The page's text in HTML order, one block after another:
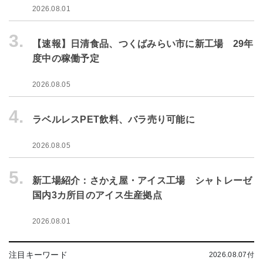
2026.08.01
3.
【速報】日清食品、つくばみらい市に新工場 29年
度中の稼働予定
2026.08.05
4. ラベルレスPET飲料、バラ売り可能に
2026.08.05
5.
新工場紹介：さかえ屋・アイス工場 シャトレーゼ
国内3カ所目のアイス生産拠点
2026.08.01
注目キーワード 2026.08.07付